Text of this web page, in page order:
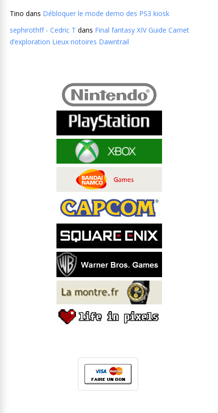
Tino dans Débloquer le mode demo des PS3 kiosk
sephirothff - Cedric T dans Final fantasy XIV Guide Carnet
d’exploration Lieux notoires Dawntrail